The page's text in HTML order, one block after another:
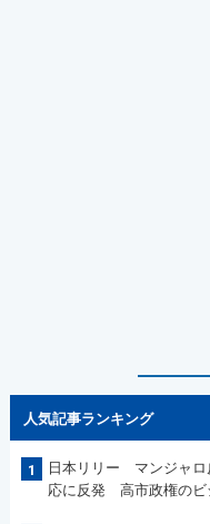
人気記事ランキング
1
日本リリー マンジャロ
応に反発 高市政権のビ